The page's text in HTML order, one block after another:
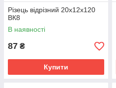
Різець відрізний 20х12х120
ВК8
В наявності
87 ₴
Купити